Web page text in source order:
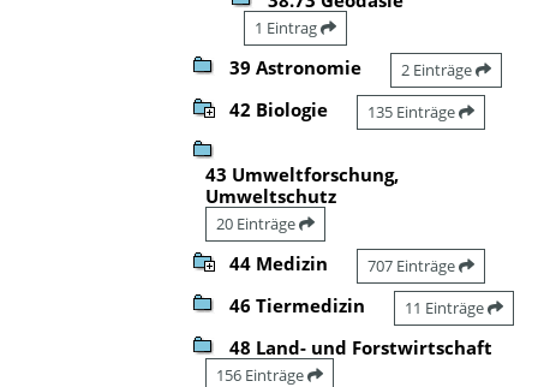
1 Eintrag
39 Astronomie 2 Einträge
42 Biologie 135 Einträge
43 Umweltforschung,
Umweltschutz
20 Einträge
44 Medizin 707 Einträge
46 Tiermedizin 11 Einträge
48 Land- und Forstwirtschaft
156 Einträge